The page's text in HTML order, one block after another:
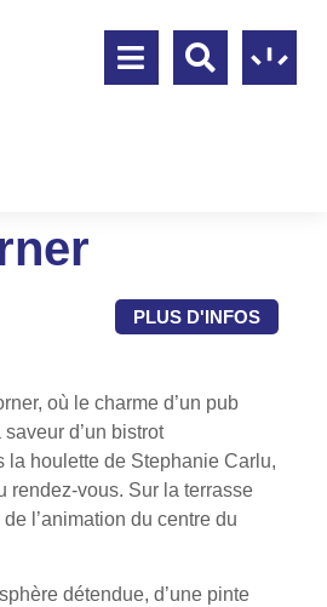
PLUS D'INFOS
où le charme d’un pub
d’un bistrot
la houlette de Stephanie Carlu,
rendez-vous. Sur la terrasse
l’animation du centre du
détendue, d’une pinte